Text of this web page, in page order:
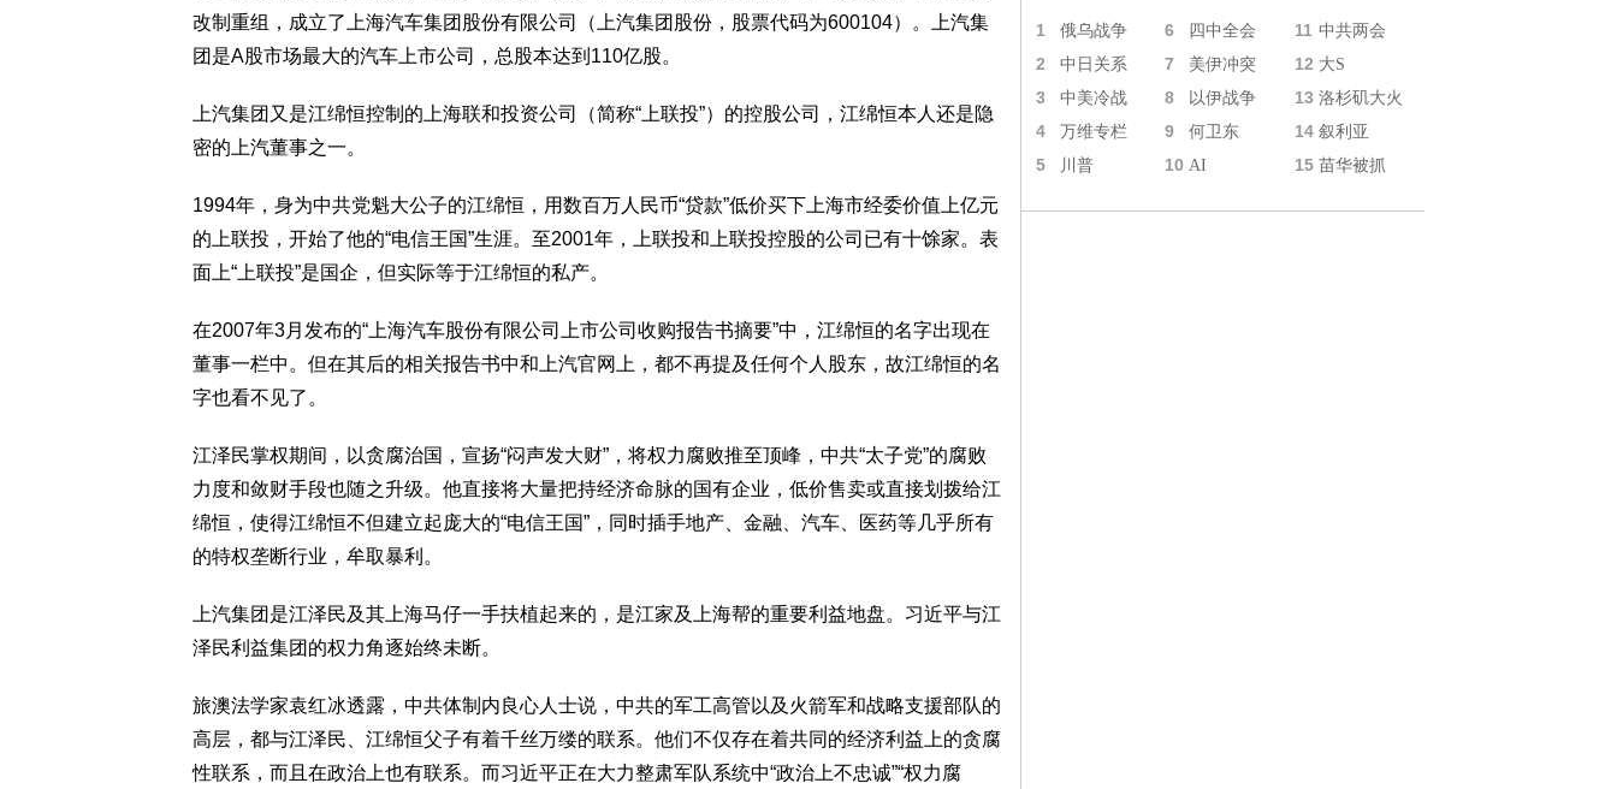
改制重组，成立了上海汽车集团股份有限公司（上汽集团股份，股票代码为600104）。上汽集
团是A股市场最大的汽车上市公司，总股本达到110亿股。
上汽集团又是江绵恒控制的上海联和投资公司（简称“上联投”）的控股公司，江绵恒本人还是隐
密的上汽董事之一。
1994年，身为中共党魁大公子的江绵恒，用数百万人民币“贷款”低价买下上海市经委价值上亿元
的上联投，开始了他的“电信王国”生涯。至2001年，上联投和上联投控股的公司已有十馀家。表
面上“上联投”是国企，但实际等于江绵恒的私产。
在2007年3月发布的“上海汽车股份有限公司上市公司收购报告书摘要”中，江绵恒的名字出现在
董事一栏中。但在其后的相关报告书中和上汽官网上，都不再提及任何个人股东，故江绵恒的名
字也看不见了。
江泽民掌权期间，以贪腐治国，宣扬“闷声发大财”，将权力腐败推至顶峰，中共“太子党”的腐败
力度和敛财手段也随之升级。他直接将大量把持经济命脉的国有企业，低价售卖或直接划拨给江
绵恒，使得江绵恒不但建立起庞大的“电信王国”，同时插手地产、金融、汽车、医药等几乎所有
的特权垄断行业，牟取暴利。
上汽集团是江泽民及其上海马仔一手扶植起来的，是江家及上海帮的重要利益地盘。习近平与江
泽民利益集团的权力角逐始终未断。
旅澳法学家袁红冰透露，中共体制内良心人士说，中共的军工高管以及火箭军和战略支援部队的
高层，都与江泽民、江绵恒父子有着千丝万缕的联系。他们不仅存在着共同的经济利益上的贪腐
性联系，而且在政治上也有联系。而习近平正在大力整肃军队系统中“政治上不忠诚”“权力腐
1 俄乌战争 6 四中全会 11 中共两会
2 中日关系 7 美伊冲突 12 大S
3 中美冷战 8 以伊战争 13 洛杉矶大火
4 万维专栏 9 何卫东 14 叙利亚
5 川普 10 AI 15 苗华被抓